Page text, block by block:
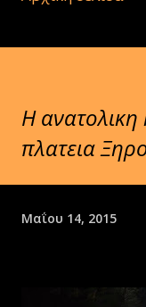
Η ανατολικη
πλατεια
Μαΐου 14, 2015